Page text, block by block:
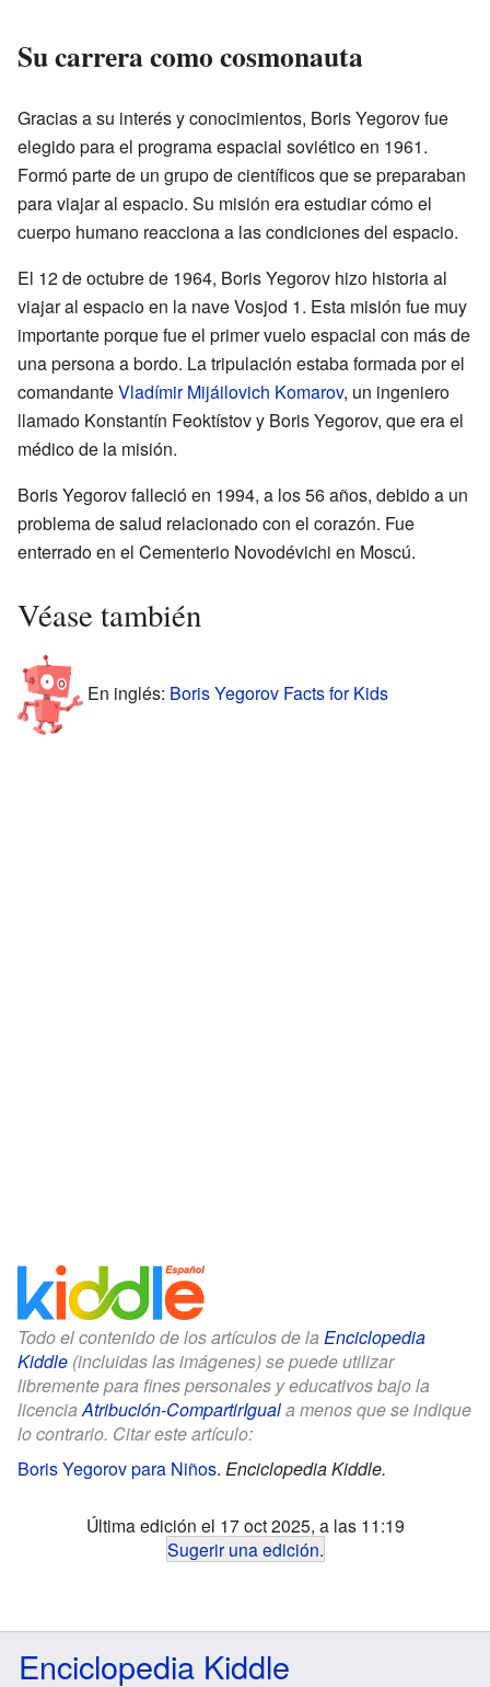
Su carrera como cosmonauta
Gracias a su interés y conocimientos, Boris Yegorov fue
elegido para el programa espacial soviético en 1961.
Formó parte de un grupo de científicos que se preparaban
para viajar al espacio. Su misión era estudiar cómo el
cuerpo humano reacciona a las condiciones del espacio.
El 12 de octubre de 1964, Boris Yegorov hizo historia al
viajar al espacio en la nave Vosjod 1. Esta misión fue muy
importante porque fue el primer vuelo espacial con más de
una persona a bordo. La tripulación estaba formada por el
comandanteVladímir Mijáilovich Komarov, un ingeniero
llamado Konstantín Feoktístov y Boris Yegorov, que era el
médico de la misión.
Boris Yegorov falleció en 1994, a los 56 años, debido a un
problema de salud relacionado con el corazón. Fue
enterrado en el Cementerio Novodévichi en Moscú.
Véase también
En inglés: Boris Yegorov Facts for Kids
Todo el contenido de los artículos de la Enciclopedia
Kiddle (incluidas las imágenes) se puede utilizar
libremente para fines personales y educativos bajo la
licenciaAtribución-CompartirIguala menos que se indique
lo contrario. Citar este artículo:
Boris Yegorov para Niños. Enciclopedia Kiddle.
Última edición el 17 oct 2025, a las 11:19
Sugerir una edición.
Enciclopedia Kiddle